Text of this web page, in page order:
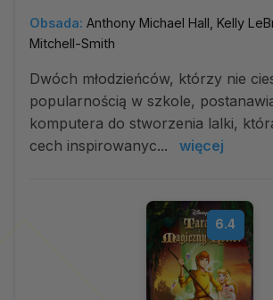
Obsada: Anthony Michael Hall, Kelly
Mitchell-Smith
Dwóch młodzieńców, którzy nie
popularnością w szkole,
komputera do stworzenia lalki,
cech inspirowanyc...
więcej
6.4